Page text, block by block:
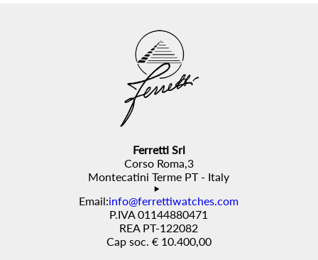
Ferretti Srl
Corso Roma,3
Montecatini Terme PT - Italy
Email:info@ferrettiwatches.com
P.IVA 01144880471
REA PT-122082
Cap soc. € 10.400,00